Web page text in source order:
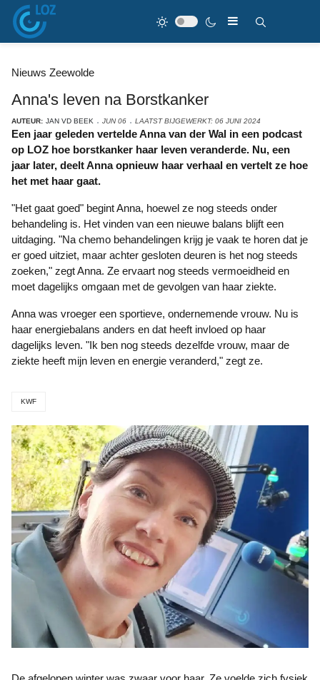
Nieuws Zeewolde
Anna's leven na Borstkanker
AUTEUR: JAN VD BEEK JUN 06 LAATST BIJGEWERKT: 06 JUNI 2024
Een jaar geleden vertelde Anna van der Wal in een podcast
op LOZ hoe borstkanker haar leven veranderde. Nu, een
jaar later, deelt Anna opnieuw haar verhaal en vertelt ze hoe
het met haar gaat.
"Het gaat goed" begint Anna, hoewel ze nog steeds onder
behandeling is. Het vinden van een nieuwe balans blijft een
uitdaging. "Na chemo behandelingen krijg je vaak te horen dat je
er goed uitziet, maar achter gesloten deuren is het nog steeds
zoeken," zegt Anna. Ze ervaart nog steeds vermoeidheid en
moet dagelijks omgaan met de gevolgen van haar ziekte.
Anna was vroeger een sportieve, ondernemende vrouw. Nu is
haar energiebalans anders en dat heeft invloed op haar
dagelijks leven. "Ik ben nog steeds dezelfde vrouw, maar de
ziekte heeft mijn leven en energie veranderd," zegt ze.
KWF